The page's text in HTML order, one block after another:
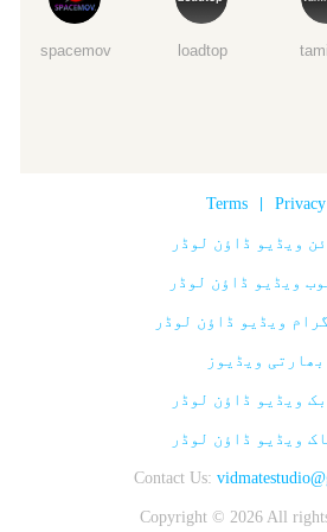
loadtop
spacemov
Privacy
|
Terms
ویڈیو ڈاؤن لوڈر
ویڈیو ڈاؤن لوڈر
ویڈیو ڈاؤن لوڈر
بھارتی ویڈیوز
ویڈیو ڈاؤن لوڈر
ویڈیو ڈاؤن لوڈر
Contact Us:
Copyright © 2026 All